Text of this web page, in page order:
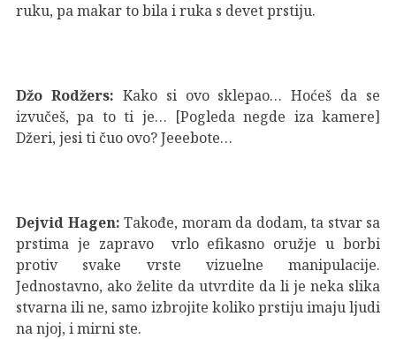
ruku, pa makar to bila i ruka s devet prstiju.
Džo Rodžers: Kako si ovo sklepao… Hoćeš da se
izvučeš, pa to ti je… [Pogleda negde iza kamere]
Džeri, jesi ti čuo ovo? Jeeebote…
Dejvid Hagen: Takođe, moram da dodam, ta stvar sa
prstima je zapravo vrlo efikasno oružje u borbi
protiv svake vrste vizuelne manipulacije.
Jednostavno, ako želite da utvrdite da li je neka slika
stvarna ili ne, samo izbrojite koliko prstiju imaju ljudi
na njoj, i mirni ste.